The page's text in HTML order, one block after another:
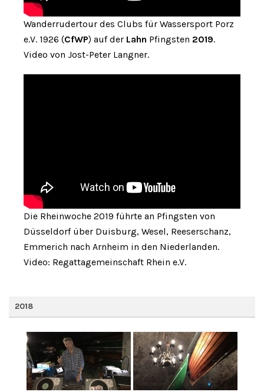
Wanderrudertour des Clubs für Wassersport Porz
e.V. 1926 (CfWP) auf der Lahn Pfingsten 2019.
Video von Jost-Peter Langner.
Die Rheinwoche 2019 führte an Pfingsten von
Düsseldorf über Duisburg, Wesel, Reeserschanz,
Emmerich nach Arnheim in den Niederlanden.
Video: Regattagemeinschaft Rhein e.V.
2018